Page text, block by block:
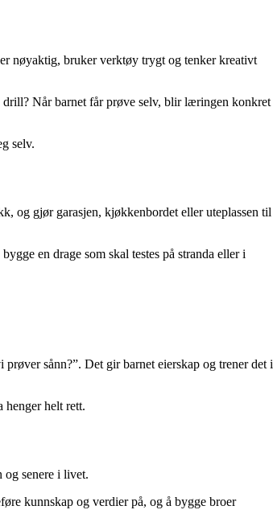
nøyaktig, bruker verktøy trygt og tenker kreativt
Når barnet får prøve selv, blir læringen konkret
selv.
og gjør garasjen, kjøkkenbordet eller uteplassen til
en drage som skal testes på stranda eller i
sånn?”. Det gir barnet eierskap og trener det i
henger helt rett.
og senere i livet.
kunnskap og verdier på, og å bygge broer